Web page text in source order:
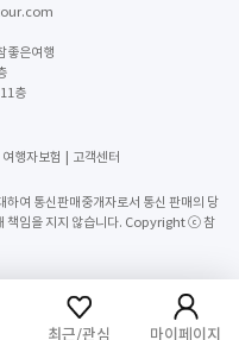
좋은여행
층
여행자보험 고객센터
여 통신판매중개자로서 통신 판매의 당
책임을 지지 않습니다. Copyright ⓒ 참
최근/관심 마이페이지